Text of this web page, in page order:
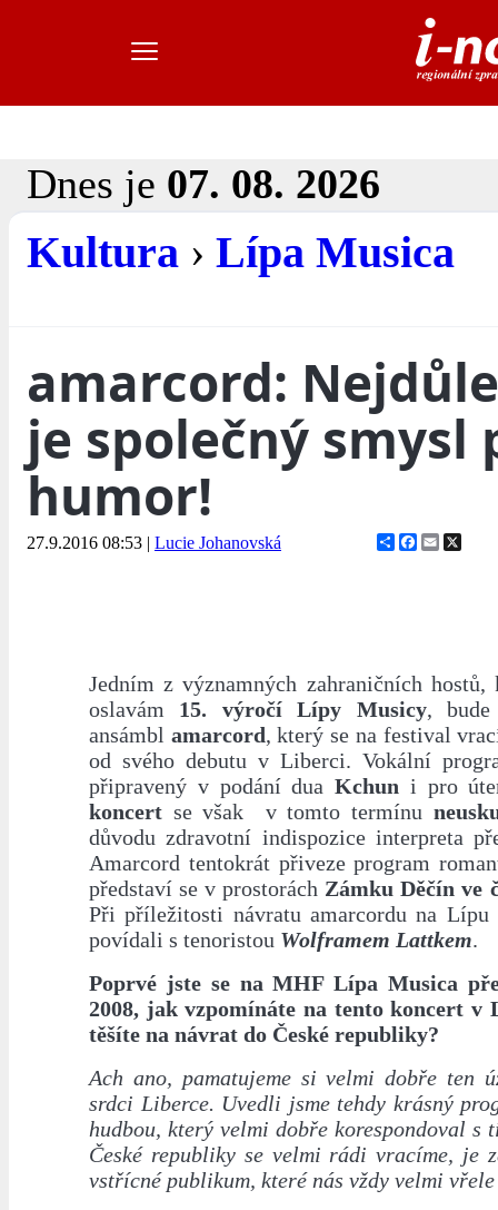
Dnes je 07. 08. 2026
Kultura › Lípa Musica
amarcord:
je společný smysl
humor!
27.9.2016 08:53 | Lucie Johanovská ShareFacebook
Email
Jedním z významných zahraničních
oslavám 15. výročí Lípy Musicy,
ansámbl amarcord, který se na festival
od svého debutu v Liberci. Vokální
připravený v podání duaKchun i pro
koncert se však v tomto termínu
důvodu zdravotní indispozice interpreta
Amarcord tentokrát přiveze program
představí se v prostorách Zámku Děčín ve
Při příležitosti návratu amarcordu na
povídali s tenoristou Wolframem Lattkem.
Poprvé jste se na MHF Lípa Musica
2008, jak vzpomínáte na tento koncert v
těšíte na návrat do České republiky?
Ach ano, pamatujeme si velmi dobře ten
srdci Liberce. Uvedli jsme tehdy krásný
hudbou, který velmi dobře korespondoval s
České republiky se velmi rádi vracíme, je
vstřícné publikum, které nás vždy velmi